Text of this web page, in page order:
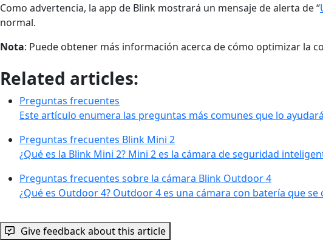
Como advertencia, la app de Blink mostrará un mensaje de alerta de “
normal.
Nota: Puede obtener más información acerca de cómo optimizar la
Related articles:
Preguntas frecuentes
Este artículo enumera las preguntas más comunes que lo
Preguntas frecuentes Blink Mini 2
¿Qué es la Blink Mini 2? Mini 2 es la cámara de seguridad
Preguntas frecuentes sobre la cámara Blink Outdoor 4
¿Qué es Outdoor 4? Outdoor 4 es una cámara con batería que se
Give feedback about this article